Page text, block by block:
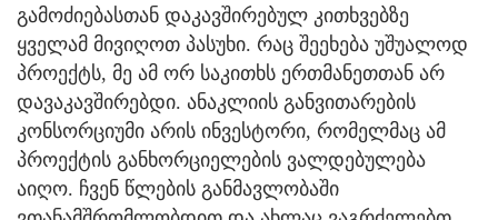
გამოძიებასთან დაკავშირებულ კითხვებზე
ყველამ მივიღოთ პასუხი. რაც შეეხება უშუალოდ
პროექტს, მე ამ ორ საკითხს ერთმანეთთან არ
დავაკავშირებდი. ანაკლიის განვითარების
კონსორციუმი არის ინვესტორი, რომელმაც ამ
პროექტის განხორციელების ვალდებულება
აიღო. ჩვენ წლების განმავლობაში